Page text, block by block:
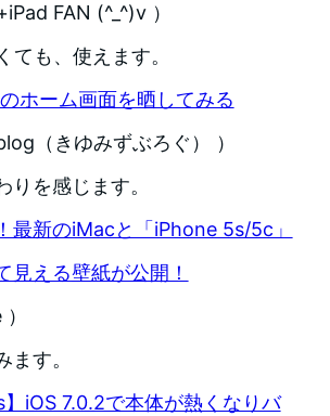
FAN (^_^)v ）
ても、使えます。
ホーム画面を晒してみる
（きゆみずぶろぐ） ）
りを感じます。
最新のiMacと「iPhone 5s/5c」
見える壁紙が公開！
ます。
】iOS 7.0.2で本体が熱くなりバ